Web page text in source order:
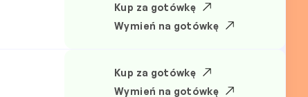
Kup za gotówkę
Wymień na gotówkę
Kup za gotówkę
Wymień na gotówkę